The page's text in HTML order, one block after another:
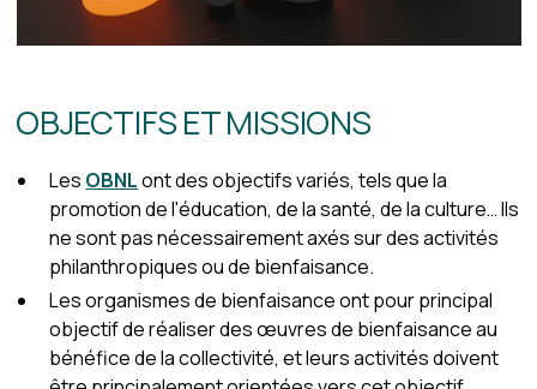
OBJECTIFS ET MISSIONS
Les OBNLont des objectifs variés, tels que la
promotion de l'éducation, de la santé, de la culture… Ils
ne sont pas nécessairement axés sur des activités
philanthropiques ou de bienfaisance.
Les organismes de bienfaisance ont pour principal
objectif de réaliser des œuvres de bienfaisance au
bénéfice de la collectivité, et leurs activités doivent